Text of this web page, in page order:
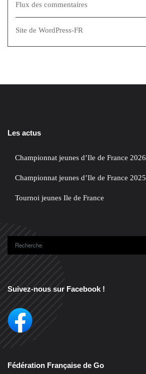
Flux des commentaires
Site de WordPress-FR
Les actus
Championnat jeunes d’Ile de France 2026
Championnat jeunes d’Ile de France 2025
Tournoi jeunes Ile de France
Suivez-nous sur Facebook !
Fédération Française de Go